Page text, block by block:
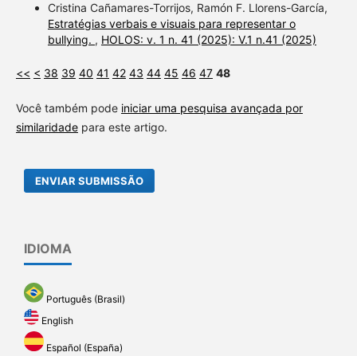
Cristina Cañamares-Torrijos, Ramón F. Llorens-García,
Estratégias verbais e visuais para representar o
bullying. , HOLOS: v. 1 n. 41 (2025): V.1 n.41 (2025)
<< < 38 39 40 41 42 43 44 45 46 47 48
Você também pode iniciar uma pesquisa avançada por
similaridadepara este artigo.
ENVIAR SUBMISSÃO
IDIOMA
Português (Brasil)
English
Español (España)